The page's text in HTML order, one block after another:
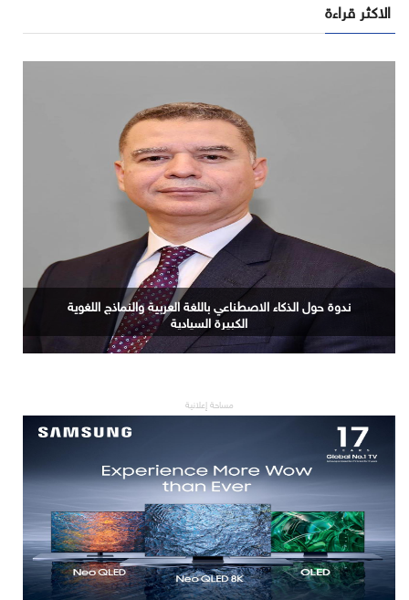
الاكثر قراءة
ندوة حول الذكاء الاصطناعي باللغة العربية والنماذج اللغوية
الكبيرة السيادية
مساحة إعلانية